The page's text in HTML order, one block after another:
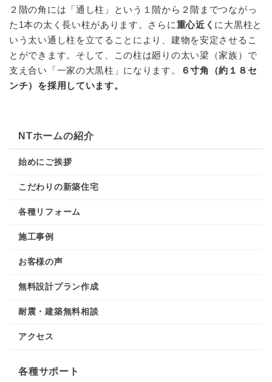
２階の角には「通し柱」という１階から２階までつながっ
た1本の太く長い柱があります。さらに重心近く に大黒柱と
いう太い通し柱を立てることにより、建物を安定させるこ
とができます。そして、この柱は廻りの太い梁（家族）で
支え合い「一家の大黒柱」になります。
６寸角（約１８セ
ンチ）を採用しています。
NTホームの紹介
始めにご挨拶
こだわりの新築住宅
各種リフォーム
施工事例
お客様の声
無料設計プラン作成
耐震・建築無料相談
アクセス
各種サポート